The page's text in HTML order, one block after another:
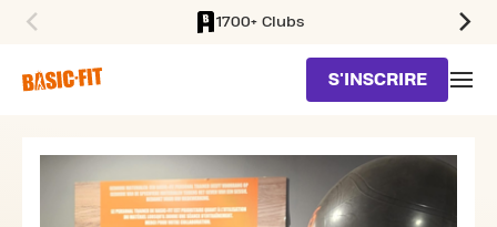
1700+ Clubs
S'INSCRIRE